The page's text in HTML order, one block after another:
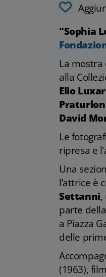
"Sophia
La
alla
Elio
Praturlon
David
Le
ripresa e
Una
l’attrice è
Settanni,
parte
a Piazza
delle
(1963),